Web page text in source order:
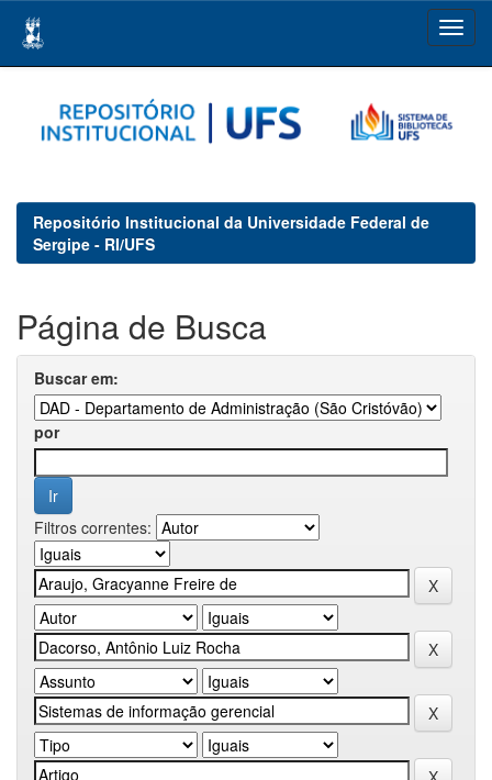
navigation
Repositório Institucional da Universidade Federal de
Sergipe - RI/UFS
Página de Busca
Buscar em:
por
Filtros correntes: